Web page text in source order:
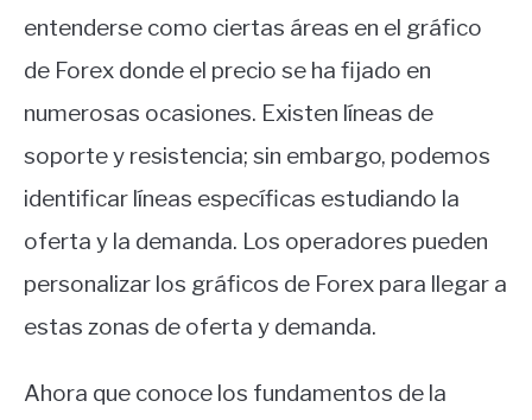
entenderse como ciertas áreas en el gráfico
de Forex donde el precio se ha fijado en
numerosas ocasiones. Existen líneas de
soporte y resistencia; sin embargo, podemos
identificar líneas específicas estudiando la
oferta y la demanda. Los operadores pueden
personalizar los gráficos de Forex para llegar a
estas zonas de oferta y demanda.
Ahora que conoce los fundamentos de la